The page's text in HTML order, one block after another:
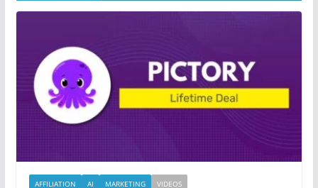
AFFILIATION AI MARKETING VIDEOS